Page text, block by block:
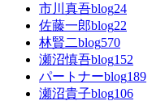
市川真吾blog24
佐藤一郎blog22
林賢二blog570
瀬沼慎吾blog152
パートナーblog189
瀬沼貴子blog106